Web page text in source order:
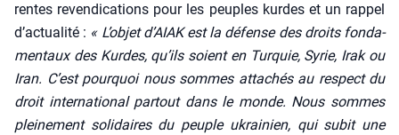
rentes reven­di­ca­tions pour les peuples kurdes et un rap­pel
d’actualité : « L’ob­jet d’AIAK est la défense des droits fon­da­
men­taux des Kurdes, qu’ils soient en Tur­quie, Syrie, Irak ou
Iran. C’est pour­quoi nous sommes atta­chés au res­pect du
droit inter­na­tio­nal par­tout dans le monde. Nous sommes
plei­ne­ment soli­daires du peuple ukrai­nien, qui subit une